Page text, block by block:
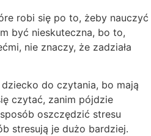
robi się po to, żeby nauczyć
być nieskuteczna, bo to,
nie znaczy, że zadziała
do czytania, bo mają
czytać, zanim pójdzie
oszczędzić stresu
stresują je dużo bardziej.